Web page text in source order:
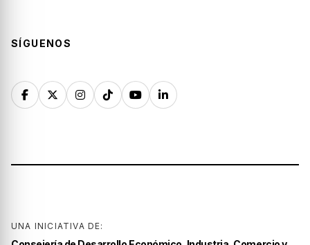
SÍGUENOS
UNA INICIATIVA DE: